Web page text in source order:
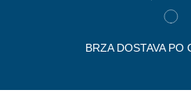
BRZA DOSTAVA PO